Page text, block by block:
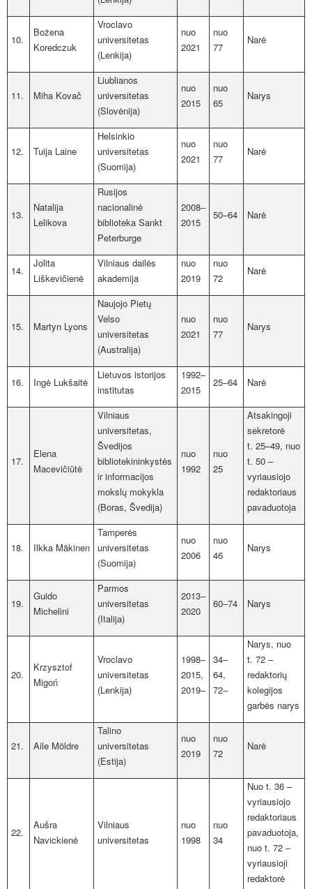
10.
Bożena
Koredczuk
Vroclavo
universitetas
(Lenkija)
nuo
2021
nuo
77
Narė
11. Miha Kovač
Liublianos
universitetas
(Slovėnija)
nuo
2015
nuo
65
Narys
12. Tuija Laine
Helsinkio
universitetas
(Suomija)
nuo
2021
nuo
77
Narė
13.
Natalija
Lelikova
Rusijos
nacionalinė
biblioteka Sankt
Peterburge
2008‒
2015
50‒64 Narė
14.
Jolita
Liškevičienė
Vilniaus dailės
akademija
nuo
2019
nuo
72
Narė
15. Martyn Lyons
Naujojo Pietų
Velso
universitetas
(Australija)
nuo
2021
nuo
77
Narys
16. Ingė Lukšaitė
Lietuvos istorijos
institutas
1992‒
2015
25‒64 Narė
17.
Elena
Macevičiūtė
Vilniaus
universitetas,
Švedijos
bibliotekininkystės
ir informacijos
mokslų mokykla
(Boras, Švedija)
nuo
1992
nuo
25
Atsakingoji
sekretorė
t. 25–49, nuo
t. 50 –
vyriausiojo
redaktoriaus
pavaduotoja
18. Ilkka Mäkinen
Tamperės
universitetas
(Suomija)
nuo
2006
nuo
46
Narys
19.
Guido
Michelini
Parmos
universitetas
(Italija)
2013‒
2020
60‒74 Narys
20.
Krzysztof
Migoń
Vroclavo
universitetas
(Lenkija)
1998‒
2015,
2019‒
34‒
64,
72‒
Narys, nuo
t. 72 –
redaktorių
kolegijos
garbės narys
21. Aile Möldre
Talino
universitetas
(Estija)
nuo
2019
nuo
72
Narė
22.
Aušra
Navickienė
Vilniaus
universitetas
nuo
1998
nuo
34
Nuo t. 36 –
vyriausiojo
redaktoriaus
pavaduotoja,
nuo t. 72 ‒
vyriausioji
redaktorė